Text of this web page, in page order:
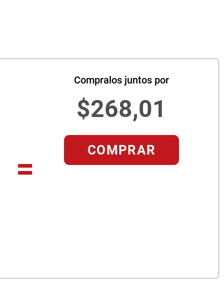
=
Compralos juntos por
$268,01
COMPRAR